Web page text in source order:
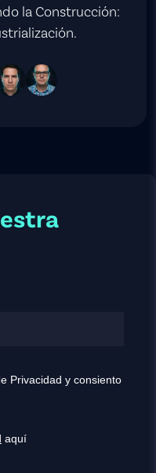
la Construcción:
Privacidad y consiento
aquí